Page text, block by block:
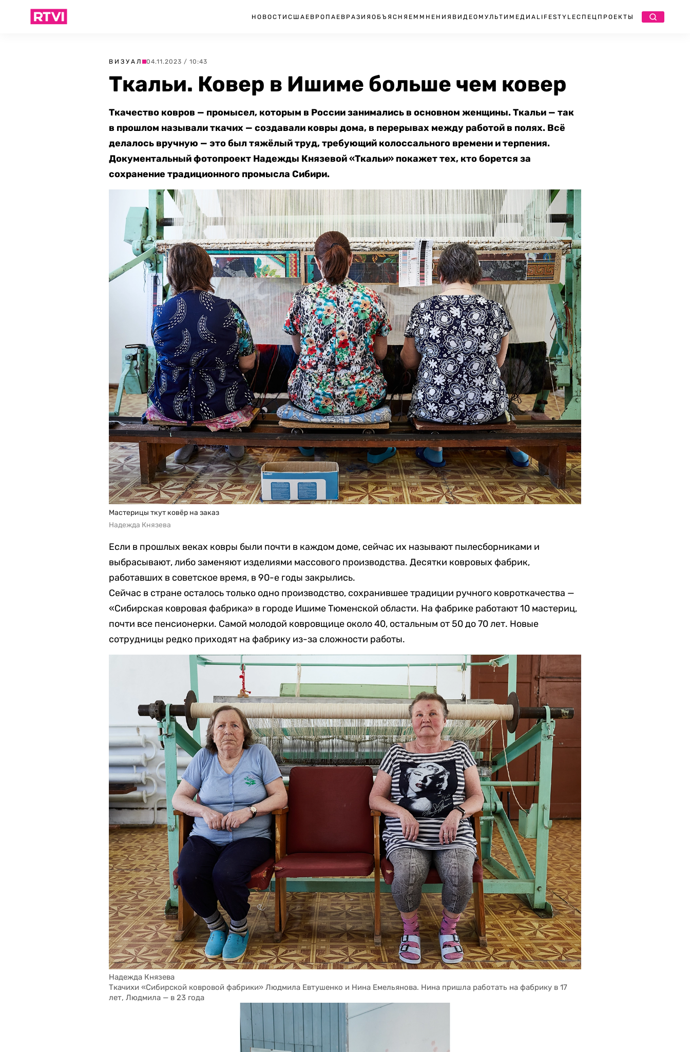
НОВОСТИ США ЕВРОПА ЕВРАЗИЯ ОБЪЯСНЯЕМ МНЕНИЯ ВИДЕО МУЛЬТИМЕДИА LIFESTYLEСПЕЦПРОЕКТЫ
ВИЗУАЛ 04.11.2023 / 10:43
Ткальи. Ковер в Ишиме больше чем ковер
Ткачество ковров — промысел, которым в России занимались в основном женщины. Ткальи — так
в прошлом называли ткачих — создавали ковры дома, в перерывах между работой в полях. Всё
делалось вручную — это был тяжёлый труд, требующий колоссального времени и терпения.
Документальный фотопроект Надежды Князевой «Ткальи» покажет тех, кто борется за
сохранение традиционного промысла Сибири.
Мастерицы ткут ковёр на заказ
Надежда Князева
Если в прошлых веках ковры были почти в каждом доме, сейчас их называют пылесборниками и
выбрасывают, либо заменяют изделиями массового производства. Десятки ковровых фабрик,
работавших в советское время, в 90-е годы закрылись.
Сейчас в стране осталось только одно производство, сохранившее традиции ручного ковроткачества —
«Сибирская ковровая фабрика» в городе Ишиме Тюменской области. На фабрике работают 10 мастериц,
почти все пенсионерки. Самой молодой ковровщице около 40, остальным от 50 до 70 лет. Новые
сотрудницы редко приходят на фабрику из-за сложности работы.
Надежда Князева
Ткачихи «Сибирской ковровой фабрики» Людмила Евтушенко и Нина Емельянова. Нина пришла работать на фабрику в 17
лет, Людмила — в 23 года